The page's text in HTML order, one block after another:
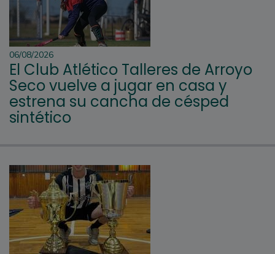
06/08/2026
El Club Atlético Talleres de Arroyo
Seco vuelve a jugar en casa y
estrena su cancha de césped
sintético